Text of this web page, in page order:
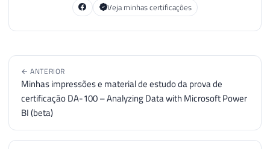
Veja minhas certificações
← ANTERIOR
Minhas impressões e material de estudo da prova de
certificação DA-100 – Analyzing Data with Microsoft Power
BI (beta)